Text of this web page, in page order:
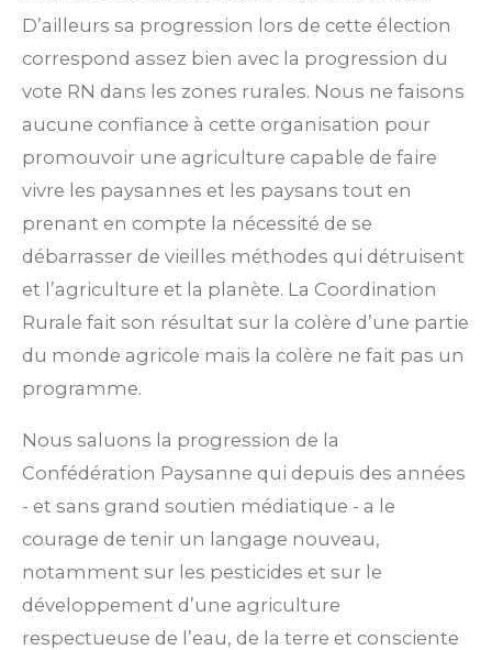
D’ailleurs sa progression lors de cette élection
correspond assez bien avec la progression du
vote RN dans les zones rurales. Nous ne faisons
aucune confiance à cette organisation pour
promouvoir une agriculture capable de faire
vivre les paysannes et les paysans tout en
prenant en compte la nécessité de se
débarrasser de vieilles méthodes qui détruisent
et l’agriculture et la planète. La Coordination
Rurale fait son résultat sur la colère d’une partie
du monde agricole mais la colère ne fait pas un
programme.
Nous saluons la progression de la
Confédération Paysanne qui depuis des années
- et sans grand soutien médiatique - a le
courage de tenir un langage nouveau,
notamment sur les pesticides et sur le
développement d’une agriculture
respectueuse de l’eau, de la terre et consciente